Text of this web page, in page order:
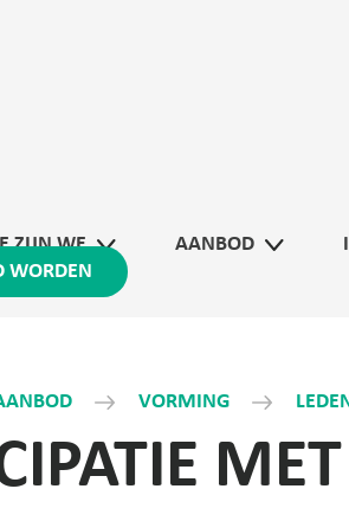
ZIJN WE AANBOD
WORDEN
VORMING